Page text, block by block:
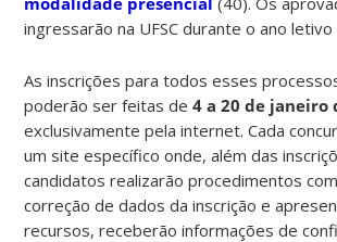
ingressarão na UFSC durante o ano
As inscrições para todos esses
poderão ser feitas de4 a 20 de janeiro
exclusivamente pela internet. Cada
um site específico onde, além das
candidatos realizarão procedimentos
correção de dados da inscrição e
recursos, receberão informações de